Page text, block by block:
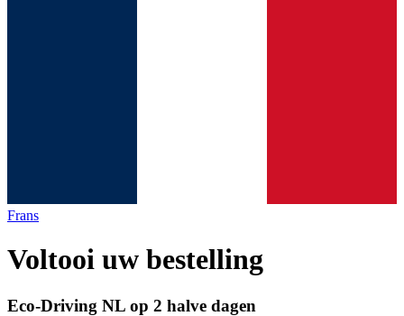
Frans
Voltooi uw bestelling
Eco-Driving NL op 2 halve dagen